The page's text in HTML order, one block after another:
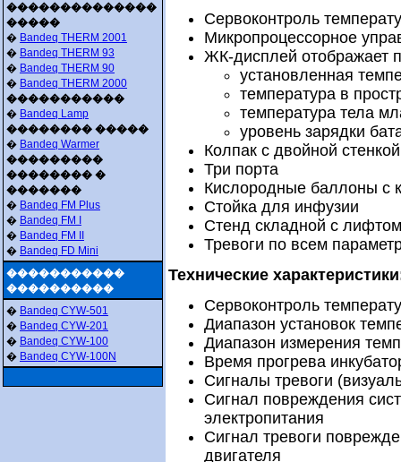
��������������
�����
� Bandeq THERM 2001
� Bandeq THERM 93
� Bandeq THERM 90
� Bandeq THERM 2000
�����������
� Bandeq Lamp
�������� �����
� Bandeq Warmer
���������
�������� �
�������
� Bandeq FM Plus
� Bandeq FM I
� Bandeq FM II
� Bandeq FD Mini
�����������
����������
� Bandeq CYW-501
� Bandeq CYW-201
� Bandeq CYW-100
� Bandeq CYW-100N
Сервоконтроль
Микропроцессорное
ЖК-дисплей отображает
установленная
температура в
температура тела
уровень зарядки
Колпак с двойной стенкой
Три порта
Кислородные баллоны с
Стойка для инфузии
Стенд складной с лифтом
Тревоги по всем
Технические
Сервоконтроль
Диапазон установок
Диапазон измерения
Время прогрева
Сигналы тревоги
Сигнал повреждения
электропитания
Сигнал тревоги
двигателя